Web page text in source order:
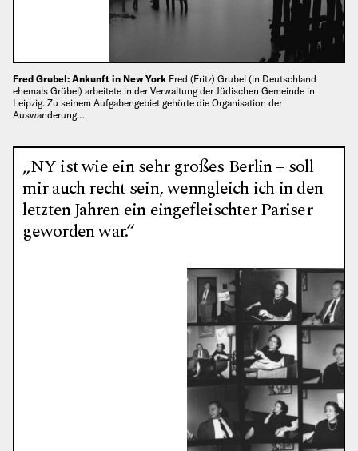
Fred Grubel: Ankunft in New York Fred (Fritz) Grubel (in Deutschland
ehemals Grübel) arbeitete in der Verwaltung der Jüdischen Gemeinde in
Leipzig. Zu seinem Aufgabengebiet gehörte die Organisation der
Auswanderung…
„NY ist wie ein sehr großes Berlin – soll
mir auch recht sein, wenngleich ich in den
letzten Jahren ein eingefleischter Pariser
geworden war.“